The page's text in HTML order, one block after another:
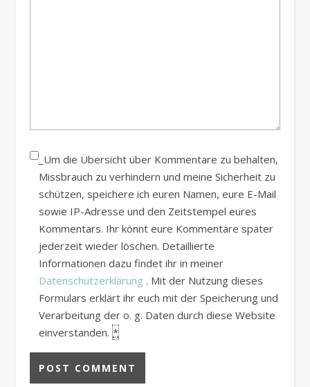
_Um die Übersicht über Kommentare zu behalten,
Missbrauch zu verhindern und meine Sicherheit zu
schützen, speichere ich euren Namen, eure E-Mail
sowie IP-Adresse und den Zeitstempel eures
Kommentars. Ihr könnt eure Kommentare später
jederzeit wieder löschen. Detaillierte
Informationen dazu findet ihr in meiner
Datenschutzerklärung . Mit der Nutzung dieses
Formulars erklärt ihr euch mit der Speicherung und
Verarbeitung der o. g. Daten durch diese Website
einverstanden. *